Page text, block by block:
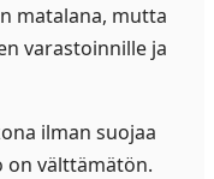
matalana, mutta
varastoinnille ja
ilman suojaa
on välttämätön.